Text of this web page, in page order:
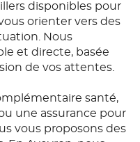
disponibles pour
orienter vers des
Nous
et directe, basée
de vos attentes.
santé,
une assurance pour
vous proposons des